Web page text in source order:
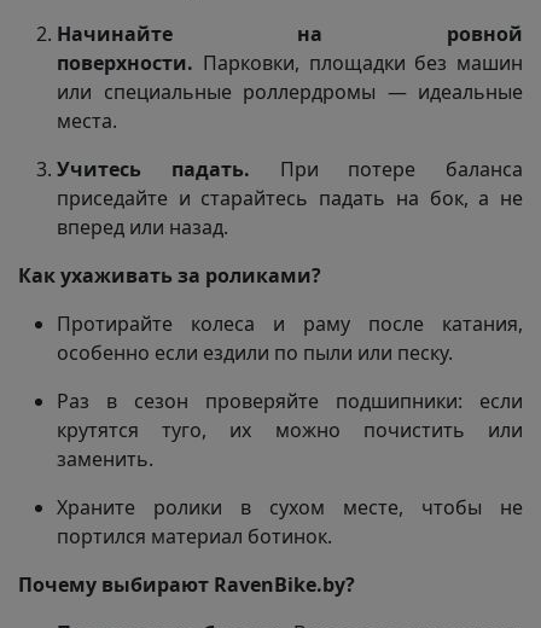
Начинайте на ровной
поверхности. Парковки, площадки без машин
или специальные роллердромы — идеальные
места.
Учитесь падать. При потере баланса
приседайте и старайтесь падать на бок, а не
вперед или назад.
Как ухаживать за роликами?
Протирайте колеса и раму после катания,
особенно если ездили по пыли или песку.
Раз в сезон проверяйте подшипники: если
крутятся туго, их можно почистить или
заменить.
Храните ролики в сухом месте, чтобы не
портился материал ботинок.
Почему выбирают RavenBike.by?